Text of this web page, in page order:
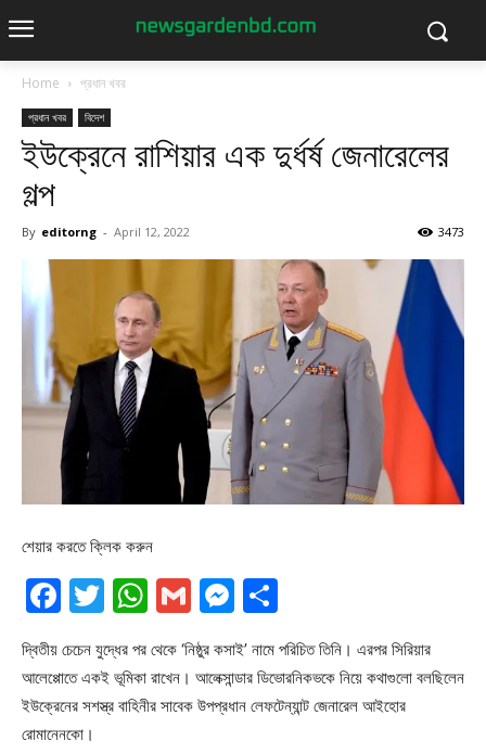
Home প্রধান খবর
প্রধান খবর বিদেশ
ইউক্রেনে রাশিয়ার এক দুর্ধর্ষ জেনারেলের
গল্প
By editorng - April 12, 2022 3473
শেয়ার করতে ক্লিক করুন
Facebook
Twitter
WhatsApp
GmailMessenger
দ্বিতীয় চেচেন যুদ্ধের পর থেকে ‘নিষ্ঠুর কসাই’ নামে পরিচিত তিনি। এরপর সিরিয়ার
আলেপ্পোতে একই ভূমিকা রাখেন। আলেক্সান্ডার ডিভোরনিকভকে নিয়ে কথাগুলো বলছিলেন
ইউক্রেনের সশস্ত্র বাহিনীর সাবেক উপপ্রধান লেফটেন্যান্ট জেনারেল আইহোর
রোমানেনকো।